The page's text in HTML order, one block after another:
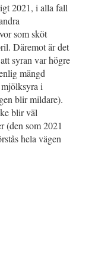
2021, i alla fall
som sköt
Däremot är det
syran var högre
mängd
i
blir mildare).
blir väl
(den som 2021
hela vägen